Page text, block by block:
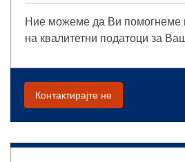
Ние можеме да Ви помогнеме
на квалитетни податоци за
Контактирајте не